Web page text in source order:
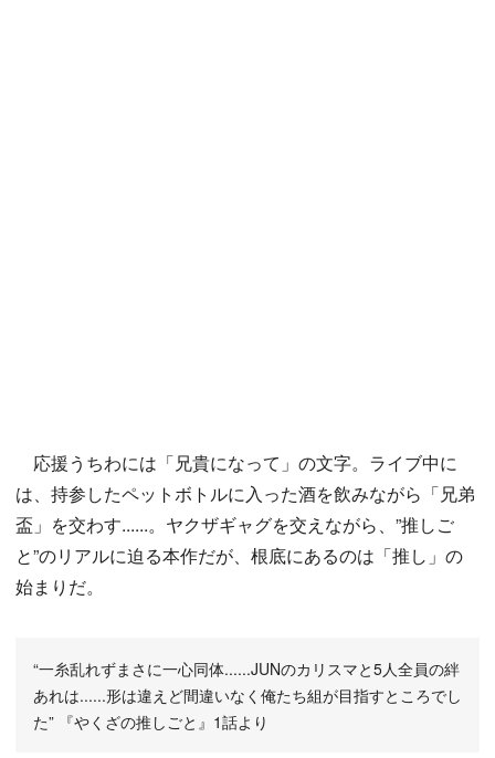
応援うちわには「兄貴になって」の文字。ライブ中に
は、持参したペットボトルに入った酒を飲みながら「兄弟
盃」を交わす......。ヤクザギャグを交えながら、”推しご
と”のリアルに迫る本作だが、根底にあるのは「推し」の
始まりだ。
“一糸乱れずまさに一心同体......JUNのカリスマと5人全員の絆
あれは......形は違えど間違いなく俺たち組が目指すところでし
た” 『やくざの推しごと』1話より